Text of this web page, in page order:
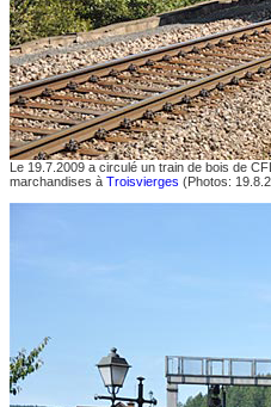
Le 19.7.2009 a circulé un train de bois de
marchandises à Troisvierges (Photos: